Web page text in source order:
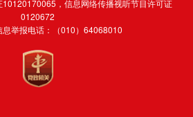
10120170065，信息网络传播视听节目许可证
0120672
息举报电话：（010）64068010